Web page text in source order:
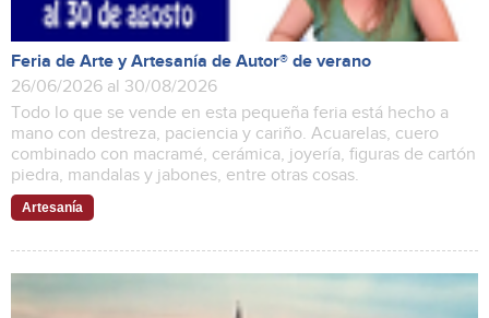
Feria de Arte y Artesanía de Autor® de verano
26/06/2026 al 30/08/2026
Todo lo que se vende en esta pequeña feria está hecho a
mano con destreza, paciencia y cariño. Acuarelas, cuero
combinado con macramé, cerámica, joyería, figuras de cartón
piedra, mandalas y jabones, entre otras cosas.
Artesanía